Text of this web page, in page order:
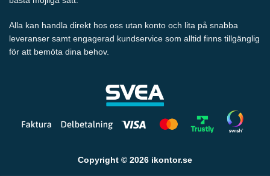
Alla kan handla direkt hos oss utan konto och lita på snabba
leveranser samt engagerad kundservice som alltid finns tillgänglig
för att bemöta dina behov.
Copyright © 2026 ikontor.se